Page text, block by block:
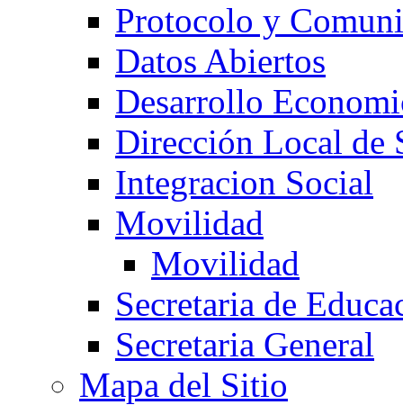
Protocolo y
Datos Abiertos
Desarrollo
Dirección Local de
Integracion Social
Movilidad
Movilidad
Secretaria de
Secretaria General
Mapa del Sitio